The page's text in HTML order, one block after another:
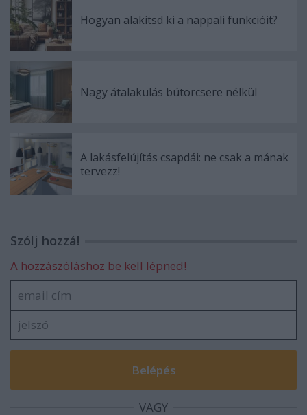
Hogyan alakítsd ki a nappali funkcióit?
Nagy átalakulás bútorcsere nélkül
A lakásfelújítás csapdái: ne csak a mának
tervezz!
Szólj hozzá!
A hozzászóláshoz be kell lépned!
VAGY